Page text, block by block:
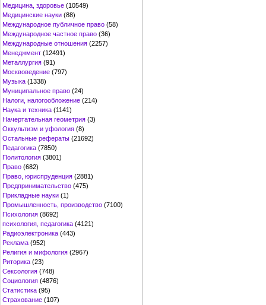
Медицина, здоровье (10549)
Медицинские науки (88)
Международное публичное право (58)
Международное частное право (36)
Международные отношения (2257)
Менеджмент (12491)
Металлургия (91)
Москвоведение (797)
Музыка (1338)
Муниципальное право (24)
Налоги, налогообложение (214)
Наука и техника (1141)
Начертательная геометрия (3)
Оккультизм и уфология (8)
Остальные рефераты (21692)
Педагогика (7850)
Политология (3801)
Право (682)
Право, юриспруденция (2881)
Предпринимательство (475)
Прикладные науки (1)
Промышленность, производство (7100)
Психология (8692)
психология, педагогика (4121)
Радиоэлектроника (443)
Реклама (952)
Религия и мифология (2967)
Риторика (23)
Сексология (748)
Социология (4876)
Статистика (95)
Страхование (107)